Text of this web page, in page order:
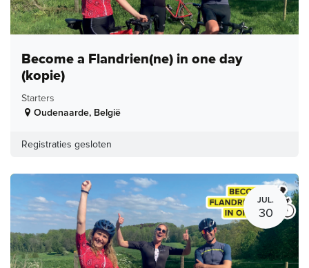
Become a Flandrien(ne) in one day
(kopie)
Starters
Oudenaarde, België
Registraties gesloten
JUL.
30